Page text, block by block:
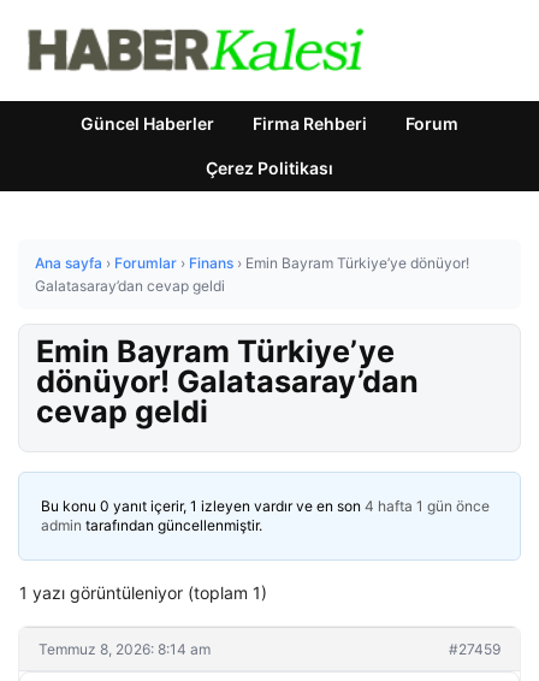
Güncel Haberler Firma Rehberi Forum
Çerez Politikası
Ana sayfa › Forumlar › Finans › Emin Bayram Türkiye’ye dönüyor!
Galatasaray’dan cevap geldi
Emin Bayram Türkiye’ye
dönüyor! Galatasaray’dan
cevap geldi
Bu konu 0 yanıt içerir, 1 izleyen vardır ve en son 4 hafta 1 gün önce
admin tarafından güncellenmiştir.
1 yazı görüntüleniyor (toplam 1)
Temmuz 8, 2026: 8:14 am #27459